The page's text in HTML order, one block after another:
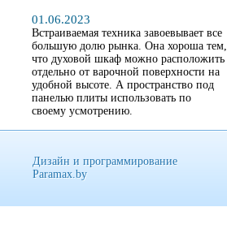
01.06.2023
Встраиваемая техника завоевывает все
большую долю рынка. Она хороша тем,
что духовой шкаф можно расположить
отдельно от варочной поверхности на
удобной высоте. А пространство под
панелью плиты использовать по
своему усмотрению.
Дизайн и программирование
Paramax.by